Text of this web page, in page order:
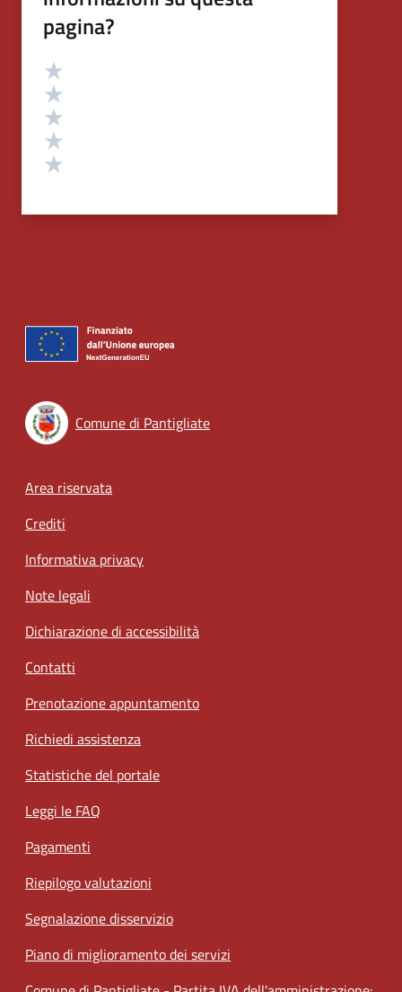
pagina?
Valutazione
Comune di Pantigliate
Footer menu
Area riservata
Crediti
Informativa privacy
Note legali
Dichiarazione di accessibilità
Contatti
Prenotazione appuntamento
Richiedi assistenza
Statistiche del portale
Leggi le FAQ
Pagamenti
Riepilogo valutazioni
Segnalazione disservizio
Piano di miglioramento dei servizi